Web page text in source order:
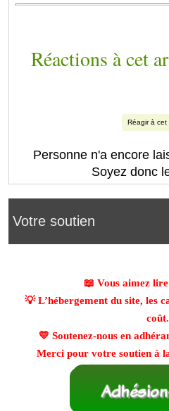
Votre soutien
📖 Vous aimez
💡 L’hébergement du site, les
coût.
💛 Soutenez-nous en
Merci pour votre soutien à
Réactions à cet
Réagir à cet
Personne n'a encore
Soyez donc